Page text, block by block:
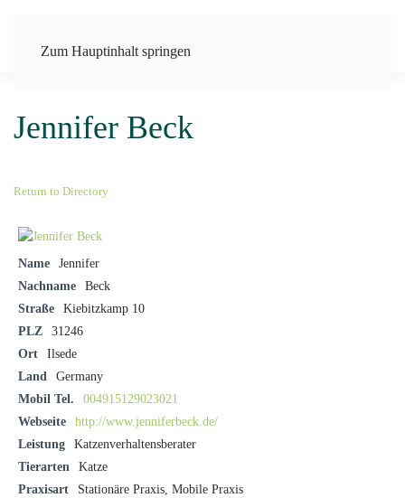
Zum Hauptinhalt springen
Jennifer Beck
Return to Directory
Name
Jennifer
Nachname
Beck
Straße
Kiebitzkamp 10
PLZ
31246
Ort
Ilsede
Land
Germany
Mobil Tel.
004915129023021
Webseite
http://www.jenniferbeck.de/
Leistung
Katzenverhaltensberater
Tierarten
Katze
Praxisart
Stationäre Praxis, Mobile Praxis